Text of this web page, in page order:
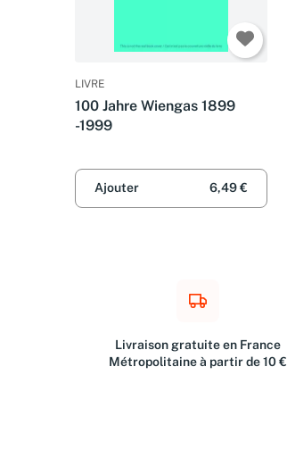
LIVRE
100 Jahre Wiengas 1899
-1999
Ajouter 6,49 €
Livraison gratuite en France
Métropolitaine à partir de 10 €